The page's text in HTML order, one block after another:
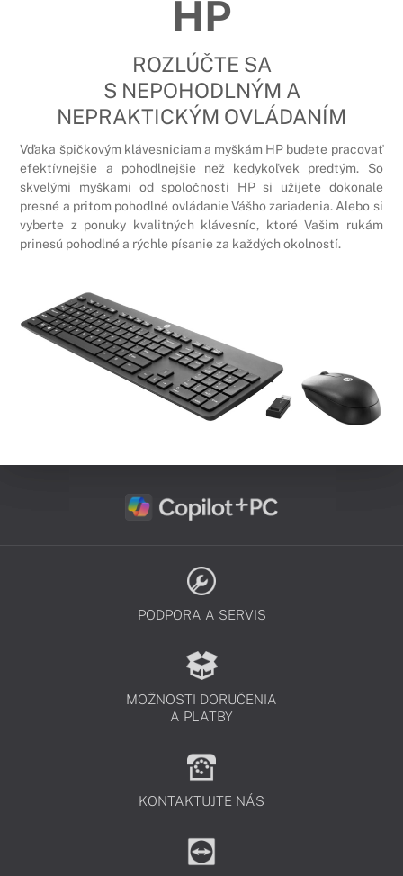
HP
ROZLÚČTE SA
S NEPOHODLNÝM A
NEPRAKTICKÝM OVLÁDANÍM
Vďaka špičkovým klávesniciam a myškám HP budete pracovať
efektívnejšie a pohodlnejšie než kedykoľvek predtým. So
skvelými myškami od spoločnosti HP si užijete dokonale
presné a pritom pohodlné ovládanie Vášho zariadenia. Alebo si
vyberte z ponuky kvalitných klávesníc, ktoré Vašim rukám
prinesú pohodlné a rýchle písanie za každých okolností.
PODPORA A SERVIS
MOŽNOSTI DORUČENIA
A PLATBY
KONTAKTUJTE NÁS